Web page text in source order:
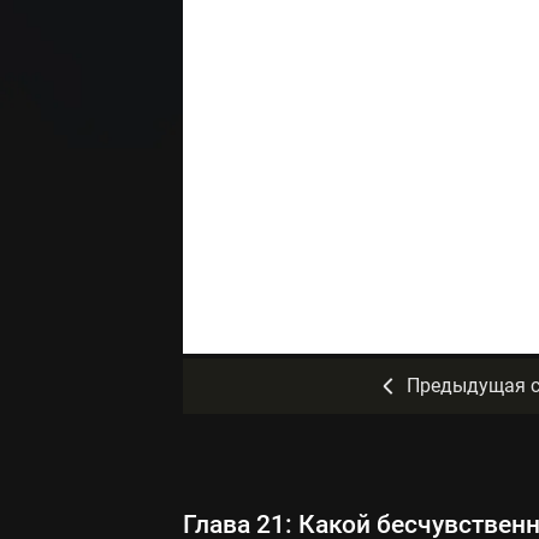
Предыдущая
Глава 21: Какой